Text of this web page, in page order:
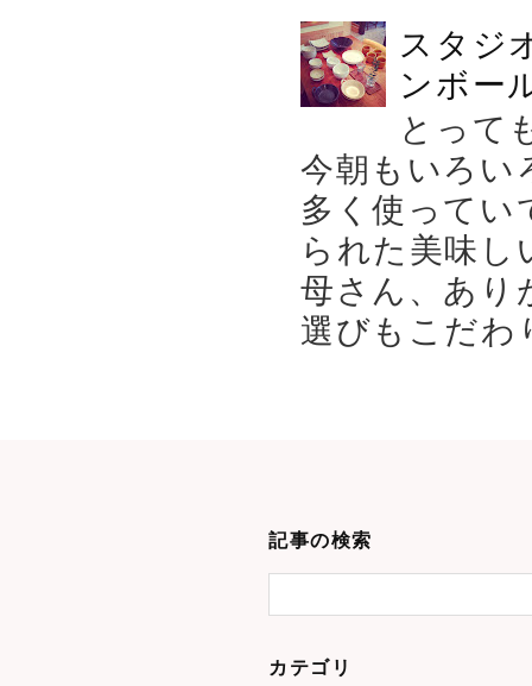
スタジ
ンボー
とって
今朝もいろい
多く使ってい
られた美味
母さん、あり
選びもこだ
記事の検索
カテゴリ